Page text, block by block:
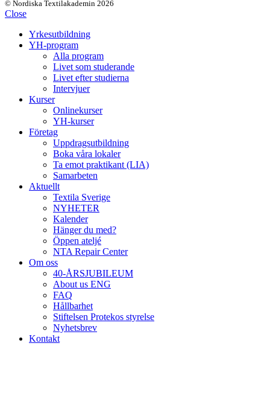
© Nordiska Textilakademin 2026
Close
Yrkesutbildning
YH-program
Alla program
Livet som studerande
Livet efter studierna
Intervjuer
Kurser
Onlinekurser
YH-kurser
Företag
Uppdragsutbildning
Boka våra lokaler
Ta emot praktikant (LIA)
Samarbeten
Aktuellt
Textila Sverige
NYHETER
Kalender
Hänger du med?
Öppen ateljé
NTA Repair Center
Om oss
40-ÅRSJUBILEUM
About us ENG
FAQ
Hållbarhet
Stiftelsen Protekos styrelse
Nyhetsbrev
Kontakt